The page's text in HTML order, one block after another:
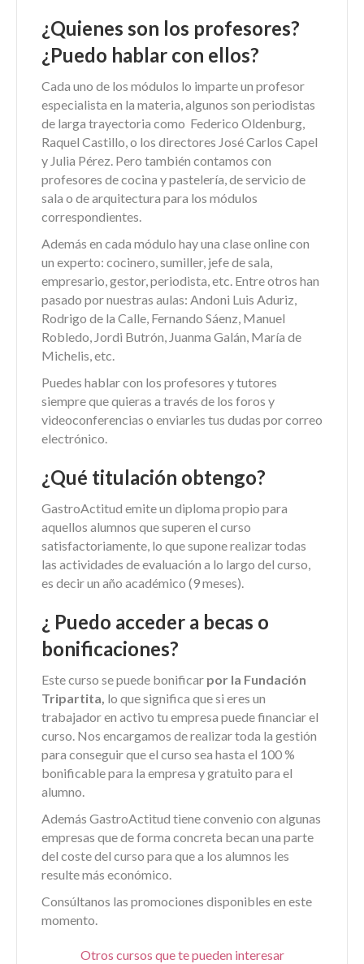
¿Quienes son los profesores?
¿Puedo hablar con ellos?
Cada uno de los módulos lo imparte un profesor
especialista en la materia, algunos son periodistas
de larga trayectoria como Federico Oldenburg,
Raquel Castillo, o los directores José Carlos Capel
y Julia Pérez. Pero también contamos con
profesores de cocina y pastelería, de servicio de
sala o de arquitectura para los módulos
correspondientes.
Además en cada módulo hay una clase online con
un experto: cocinero, sumiller, jefe de sala,
empresario, gestor, periodista, etc. Entre otros han
pasado por nuestras aulas: Andoni Luis Aduriz,
Rodrigo de la Calle, Fernando Sáenz, Manuel
Robledo, Jordi Butrón, Juanma Galán, María de
Michelis, etc.
Puedes hablar con los profesores y tutores
siempre que quieras a través de los foros y
videoconferencias o enviarles tus dudas por correo
electrónico.
¿Qué titulación obtengo?
GastroActitud emite un diploma propio para
aquellos alumnos que superen el curso
satisfactoriamente, lo que supone realizar todas
las actividades de evaluación a lo largo del curso,
es decir un año académico (9 meses).
¿ Puedo acceder a becas o
bonificaciones?
Este curso se puede bonificar por la Fundación
Tripartita, lo que significa que si eres un
trabajador en activo tu empresa puede financiar el
curso. Nos encargamos de realizar toda la gestión
para conseguir que el curso sea hasta el 100 %
bonificable para la empresa y gratuito para el
alumno.
Además GastroActitud tiene convenio con algunas
empresas que de forma concreta becan una parte
del coste del curso para que a los alumnos les
resulte más económico.
Consúltanos las promociones disponibles en este
momento.
Otros cursos que te pueden interesar